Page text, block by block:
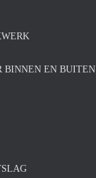
BINNEN EN BUITEN